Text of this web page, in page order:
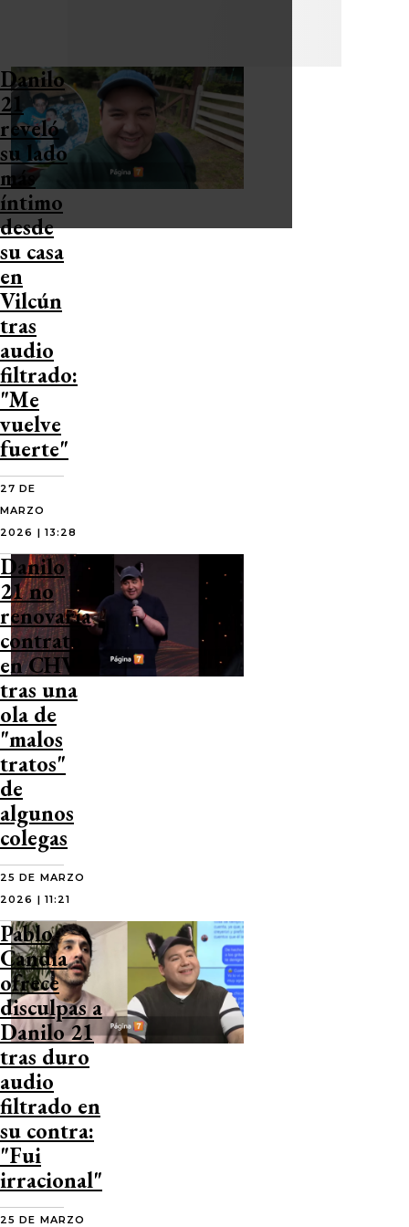
Danilo
21
reveló
su lado
más
íntimo
desde
su casa
en
Vilcún
tras
audio
filtrado:
"Me
vuelve
fuerte"
27 DE
MARZO
2026 | 13:28
Danilo
21 no
renovaría
contrato
en CHV
tras una
ola de
"malos
tratos"
de
algunos
colegas
25 DE MARZO
2026 | 11:21
Pablo
Candia
ofrece
disculpas a
Danilo 21
tras duro
audio
filtrado en
su contra:
"Fui
irracional"
25 DE MARZO